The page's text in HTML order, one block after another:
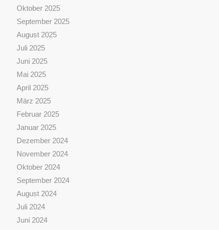
Oktober 2025
September 2025
August 2025
Juli 2025
Juni 2025
Mai 2025
April 2025
März 2025
Februar 2025
Januar 2025
Dezember 2024
November 2024
Oktober 2024
September 2024
August 2024
Juli 2024
Juni 2024